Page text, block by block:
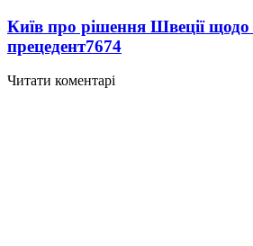
Київ про рішення Швеції
прецедент7674
Читати коментарі